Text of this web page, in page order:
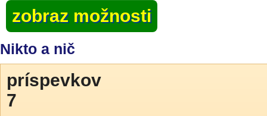
zobraz možnosti
Nikto a nič
príspevkov
7